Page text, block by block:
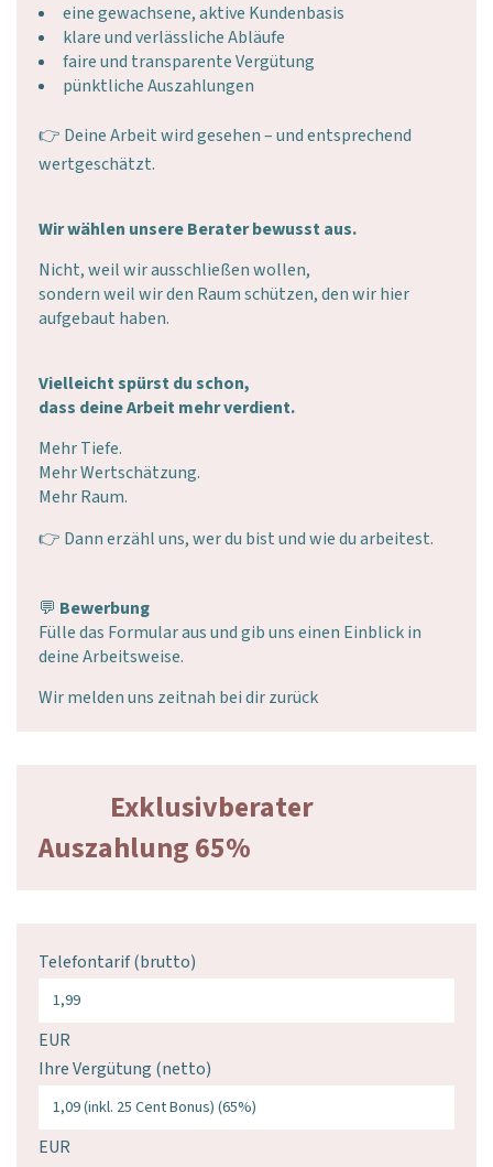
eine gewachsene, aktive Kundenbasis
klare und verlässliche Abläufe
faire und transparente Vergütung
pünktliche Auszahlungen
👉 Deine Arbeit wird gesehen – und entsprechend
wertgeschätzt.
Wir wählen unsere Berater bewusst aus.
Nicht, weil wir ausschließen wollen,
sondern weil wir den Raum schützen, den wir hier
aufgebaut haben.
Vielleicht spürst du schon,
dass deine Arbeit mehr verdient.
Mehr Tiefe.
Mehr Wertschätzung.
Mehr Raum.
👉 Dann erzähl uns, wer du bist und wie du arbeitest.
💬 Bewerbung
Fülle das Formular aus und gib uns einen Einblick in
deine Arbeitsweise.
Wir melden uns zeitnah bei dir zurück
Exklusivberater
Auszahlung 65%
Telefontarif (brutto)
EUR
Ihre Vergütung (netto)
EUR